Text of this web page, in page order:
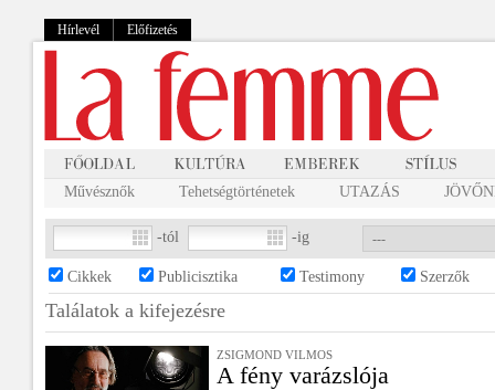
Hírlevél Előfizetés
Művésznők Tehetségtörténetek UTAZÁS
-tól -ig
Cikkek Publicisztika Testimony Szerzők
Találatok a kifejezésre
ZSIGMOND VILMOS
A fény varázslója